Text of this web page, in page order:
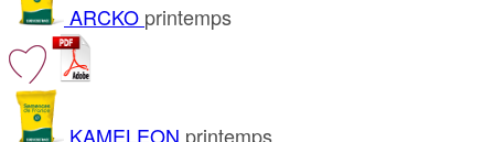
ARCKO printemps
KAMELEON printemps